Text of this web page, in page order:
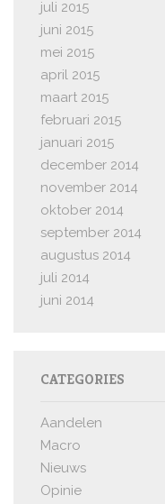
juli 2015
juni 2015
mei 2015
april 2015
maart 2015
februari 2015
januari 2015
december 2014
november 2014
oktober 2014
september 2014
augustus 2014
juli 2014
juni 2014
CATEGORIES
Aandelen
Macro
Nieuws
Opinie